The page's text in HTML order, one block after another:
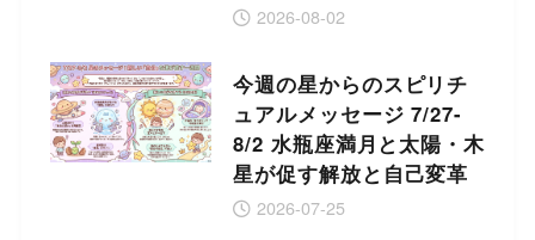
2026-08-02
今週の星からのスピリチ
ュアルメッセージ 7/27-
8/2 水瓶座満月と太陽・木
星が促す解放と自己変革
2026-07-25